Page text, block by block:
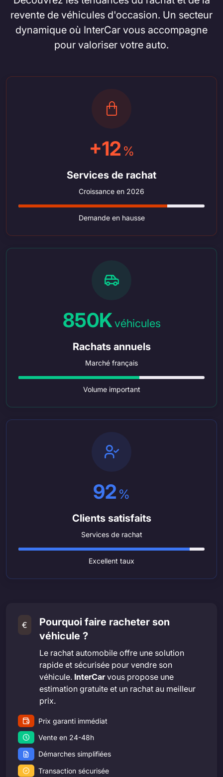
revente de véhicules d'occasion. Un secteur
dynamique où InterCar vous accompagne
pour valoriser votre auto.
+12 %
Services de rachat
Croissance en 2026
Demande en hausse
850Kvéhicules
Rachats annuels
Marché français
Volume important
92 %
Clients satisfaits
Services de rachat
Excellent taux
€
Pourquoi faire racheter son
véhicule ?
Le rachat automobile offre une solution
rapide et sécurisée pour vendre son
véhicule. InterCarvous propose une
estimation gratuite et un rachat au meilleur
prix.
Prix garanti immédiat
Vente en 24-48h
Démarches simplifiées
Transaction sécurisée